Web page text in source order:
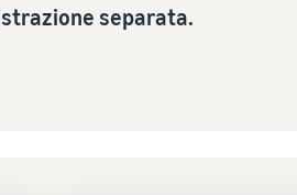
separata.